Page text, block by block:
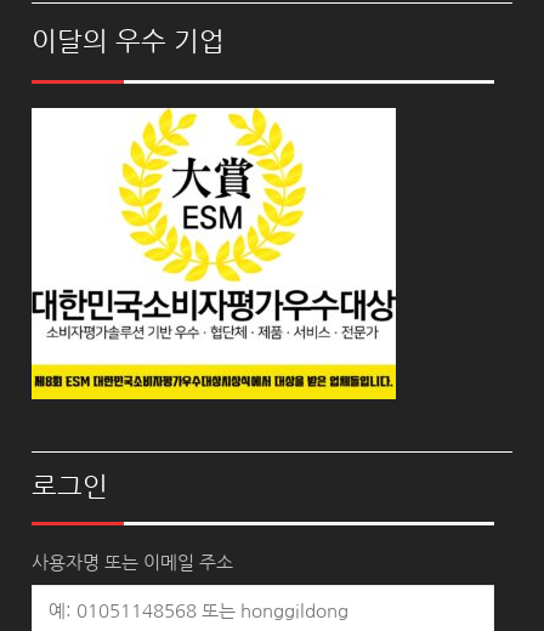
이달의 우수 기업
로그인
사용자명 또는 이메일 주소